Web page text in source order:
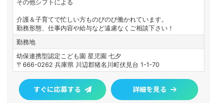
その他シフトによる
介護＆子育てで忙しい方ものびのび働かれています。
勤務形態、仕事内容や給与など遠慮なくご相談下さい！
勤務地
幼保連携型認定こども園 星児園 七夕
〒666-0262 兵庫県 川辺郡猪名川町伏見台 1-1-70
すぐに応募する 詳細を見る